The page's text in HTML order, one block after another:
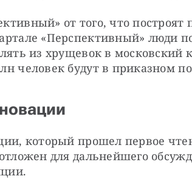
от того, что построят
«Перспективный» люди
из хрущевок в московский
человек будут в приказном
который прошел первое
для дальнейшего